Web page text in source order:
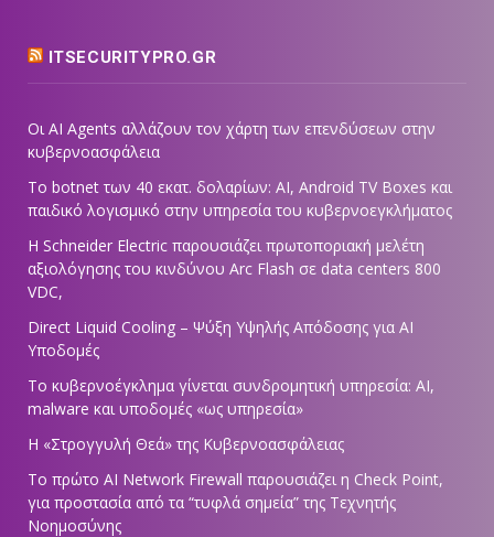
ITSECURITYPRO.GR
Οι AI Agents αλλάζουν τον χάρτη των επενδύσεων στην
κυβερνοασφάλεια
Το botnet των 40 εκατ. δολαρίων: AI, Android TV Boxes και
παιδικό λογισμικό στην υπηρεσία του κυβερνοεγκλήματος
Η Schneider Electric παρουσιάζει πρωτοποριακή μελέτη
αξιολόγησης του κινδύνου Arc Flash σε data centers 800
VDC,
Direct Liquid Cooling – Ψύξη Υψηλής Απόδοσης για AI
Υποδομές
Το κυβερνοέγκλημα γίνεται συνδρομητική υπηρεσία: AI,
malware και υποδομές «ως υπηρεσία»
Η «Στρογγυλή Θεά» της Κυβερνοασφάλειας
Tο πρώτο AI Network Firewall παρουσιάζει η Check Point,
για προστασία από τα “τυφλά σημεία” της Τεχνητής
Νοημοσύνης